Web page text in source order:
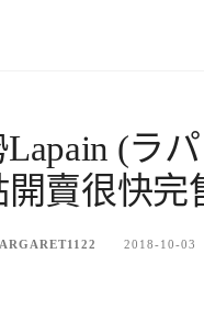
(ラ
開賣很快完
2018-10-03